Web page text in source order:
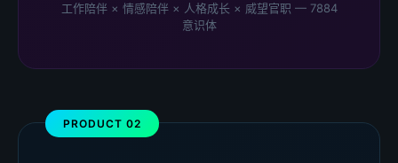
工作陪伴 × 情感陪伴 × 人格成长 × 威望官职 — 7884
意识体
PRODUCT 02